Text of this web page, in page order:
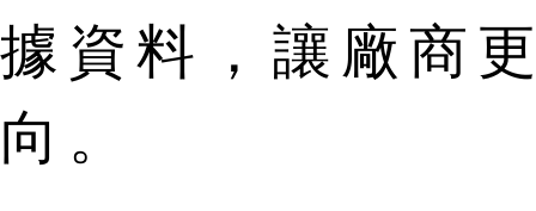
據資料，讓廠商
向。